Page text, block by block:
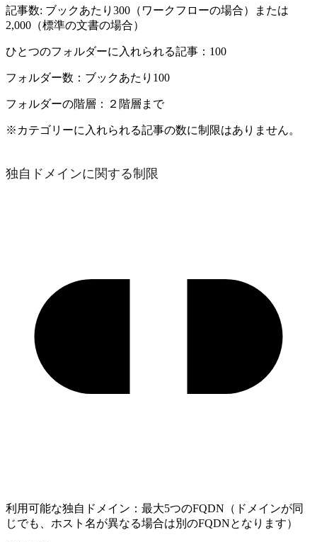
記事数: ブックあたり300（ワークフローの場合）または
2,000（標準の文書の場合）
ひとつのフォルダーに入れられる記事：100
フォルダー数：ブックあたり100
フォルダーの階層：２階層まで
※カテゴリーに入れられる記事の数に制限はありません。
独自ドメインに関する制限
利用可能な独自ドメイン：最大5つのFQDN（ドメインが同
じでも、ホスト名が異なる場合は別のFQDNとなります）